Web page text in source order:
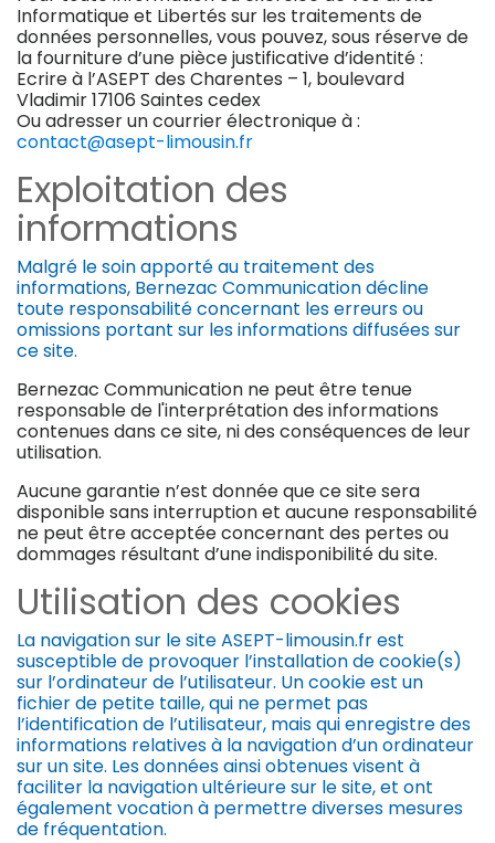
Informatique et Libertés sur les traitements de
données personnelles, vous pouvez, sous réserve de
la fourniture d’une pièce justificative d’identité :
Ecrire à l’ASEPT des Charentes – 1, boulevard
Vladimir 17106 Saintes cedex
Ou adresser un courrier électronique à :
contact@asept-limousin.fr
Exploitation des
informations
Malgré le soin apporté au traitement des
informations, Bernezac Communication décline
toute responsabilité concernant les erreurs ou
omissions portant sur les informations diffusées sur
ce site.
Bernezac Communication ne peut être tenue
responsable de l'interprétation des informations
contenues dans ce site, ni des conséquences de leur
utilisation.
Aucune garantie n’est donnée que ce site sera
disponible sans interruption et aucune responsabilité
ne peut être acceptée concernant des pertes ou
dommages résultant d’une indisponibilité du site.
Utilisation des cookies
La navigation sur le site ASEPT-limousin.fr est
susceptible de provoquer l’installation de cookie(s)
sur l’ordinateur de l’utilisateur. Un cookie est un
fichier de petite taille, qui ne permet pas
l’identification de l’utilisateur, mais qui enregistre des
informations relatives à la navigation d’un ordinateur
sur un site. Les données ainsi obtenues visent à
faciliter la navigation ultérieure sur le site, et ont
également vocation à permettre diverses mesures
de fréquentation.